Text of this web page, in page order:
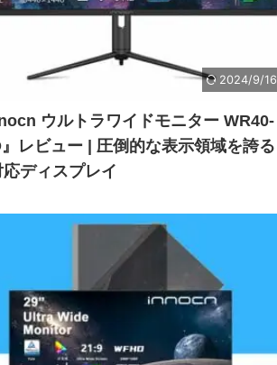
2024/9/16
ウルトラワイドモニター WR40-
レビュー | 圧倒的な表示領域を誇る
ディスプレイ